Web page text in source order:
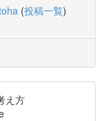
(投稿一覧)
え方